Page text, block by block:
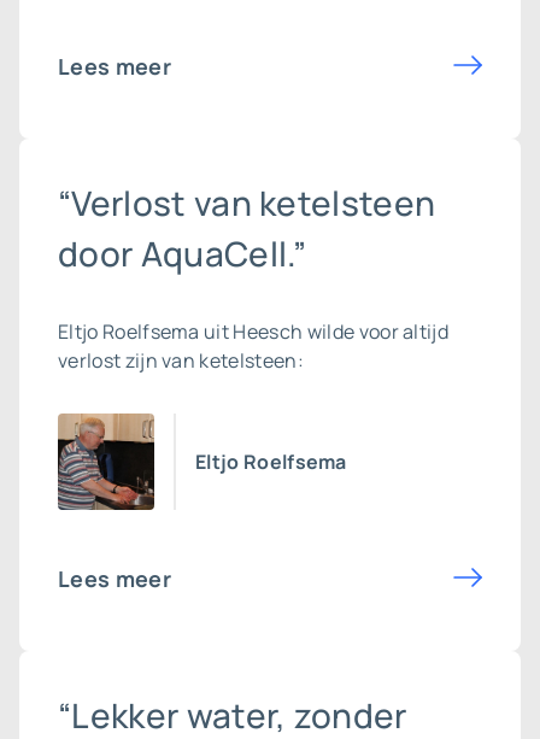
Lees meer
“Verlost van ketelsteen
door AquaCell.”
Eltjo Roelfsema uit Heesch wilde voor altijd
verlost zijn van ketelsteen:
Eltjo Roelfsema
Lees meer
“Lekker water, zonder